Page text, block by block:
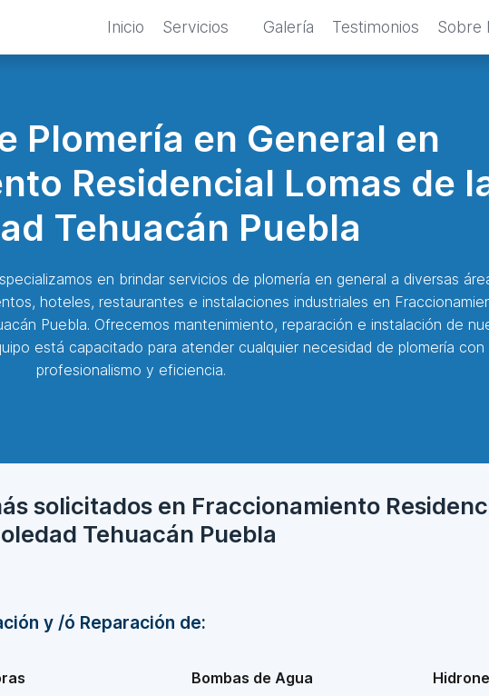
Inicio Servicios Galería Testimonios Sobre
Plomería en General en
Residencial Lomas de
Tehuacán Puebla
en brindar servicios de plomería en general a diversas
hoteles, restaurantes e instalaciones industriales en
Puebla. Ofrecemos mantenimiento, reparación e instalación de
está capacitado para atender cualquier necesidad de plomería con
profesionalismo y eficiencia.
solicitados en Fraccionamiento
Tehuacán Puebla
y /ó Reparación de:
Bombas de Agua